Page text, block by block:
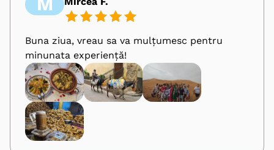
Buna ziua, vreau sa va mulțumesc pentru
minunata experiență!